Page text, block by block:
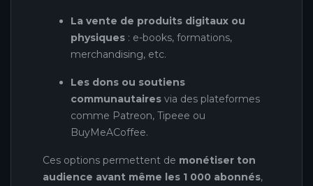
La vente de produits digitaux ou
physiques : e-books, formations,
merchandising, etc.
Les dons ou soutiens
communautaires via des plateformes
comme Patreon, Tipeee ou
BuyMeACoffee.
Ces options permettent de monétiser ton
audience avant même les 1 000 abonnés,